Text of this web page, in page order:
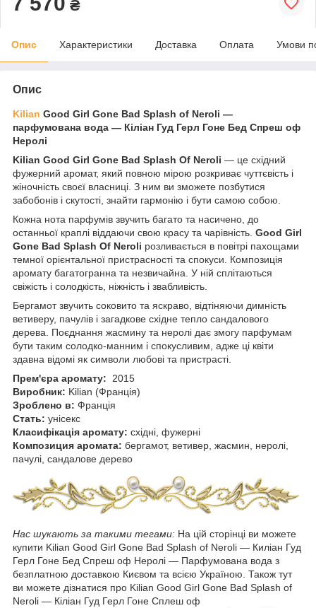
₴
Опис Характеристики Доставка Оплата Умови
Опис
Kilian Good Girl Gone Bad Splash of Neroli —
парфумована вода — Кіліан Гуд Герл Гоне Бед Спреш оф
Неролі
Kilian Good Girl Gone Bad Splash Of Neroli — це східний
фужерний аромат, який повною мірою розкриває чуттєвість і
жіночність своєї власниці. З ним ви зможете позбутися
забобонів і скутості, знайти гармонію і бути самою собою.
Кожна нота парфумів звучить багато та насичено, до
останньої краплі віддаючи свою красу та чарівність. Good Girl
Gone Bad Splash Of Neroli розливається в повітрі пахощами
темної орієнтальної пристрасності та спокуси. Композиція
аромату багатогранна та незвичайна. У ній сплітаються
свіжість і солодкість, ніжність і звабливість.
Бергамот звучить соковито та яскраво, відтіняючи димність
ветиверу, пачулів і загадкове східне тепло сандалового
дерева. Поєднання жасмину та неролі дає змогу парфумам
бути таким солодко-манним і спокусливим, адже ці квіти
здавна відомі як символи любові та пристрасті.
Прем'єра аромату: 2015
Виробник: Kilian (Франція)
Зроблено в: Франція
Стать: унісекс
Класифікація аромату: східні, фужерні
Композиция аромата: бергамот, ветивер, жасмин, неролі,
пачулі, сандалове дерево
Нас шукають за такими тегами: На цій сторінці ви можете
купити Kilian Good Girl Gone Bad Splash of Neroli ― Киліан Гуд
Герл Гоне Бед Спреш оф Неролі — Парфумована вода з
безплатною доставкою Києвом та всією Україною. Також тут
ви можете дізнатися про Kilian Good Girl Gone Bad Splash of
Neroli ― Кіліан Гуд Герл Гоне Сплеш оф